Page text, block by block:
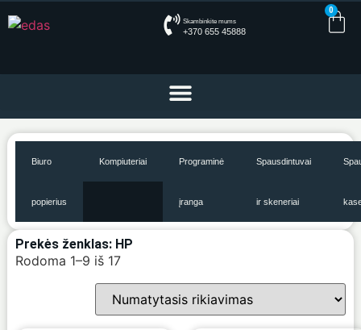
Skambinkite mums
+370 655 45888
0
Biuro
popierius
Kompiuteriai Programinė
įranga
Spausdintuvai
ir skeneriai
Prekės ženklas: HP
Rodoma 1–9 iš 17